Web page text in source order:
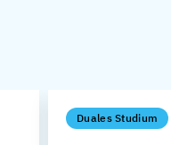
Duales Studium